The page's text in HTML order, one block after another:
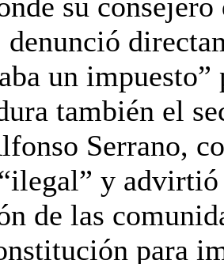
denunció
un
también el
Serrano,
y
de las
para